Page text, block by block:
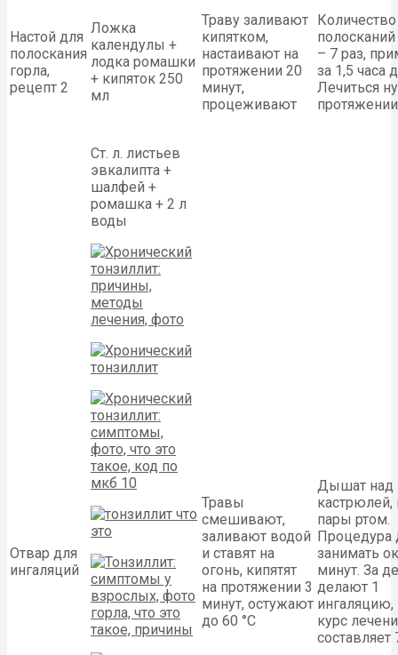
Настой для
полоскания
горла,
рецепт 2
Ложка
календулы +
лодка ромашки
+ кипяток 250
мл
Траву заливают
кипятком,
настаивают на
протяжении 20
минут,
процеживают
Количество
– 7 раз,
за 1,5 часа
Лечиться
Отвар для
ингаляций
Ст. л. листьев
эвкалипта +
шалфей +
ромашка + 2 л
воды
Травы
смешивают,
заливают водой
и ставят на
огонь, кипятят
на протяжении 3
минут, остужают
до 60 °C
Дышат над
пары ртом.
Процедура
занимать
минут. За
делают 1
курс
составляет